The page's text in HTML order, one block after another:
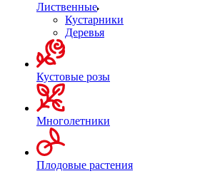
Лиственные
Кустарники
Деревья
Кустовые розы
Многолетники
Плодовые растения